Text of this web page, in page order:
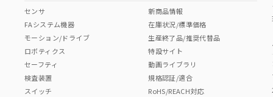
センサ
FAシステム機器
モーション/ドライブ
ロボティクス
セーフティ
検査装置
スイッチ
新商品情報
在庫状況/標準価格
生産終了品/推奨代替品
特設サイト
動画ライブラリ
規格認証/適合
RoHS/REACH対応